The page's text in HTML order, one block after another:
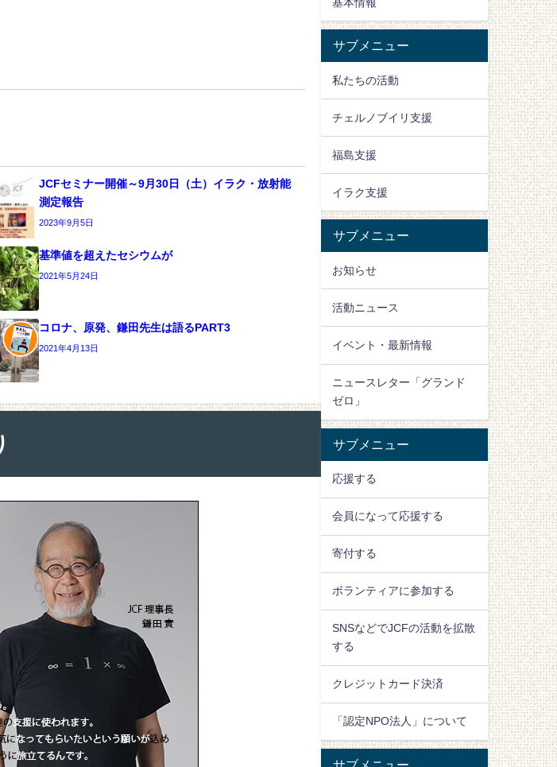
JCFセミナー開催～9月30日（土）イラク・放射能
測定報告
2023年9月5日
基準値を超えたセシウムが
2021年5月24日
コロナ、原発、鎌田先生は語るPART3
2021年4月13日
サブメニュー
私たちの活動
チェルノブイリ支援
福島支援
イラク支援
サブメニュー
お知らせ
活動ニュース
イベント・最新情報
ニュースレター「グランド
ゼロ」
サブメニュー
応援する
会員になって応援する
寄付する
ボランティアに参加する
SNSなどでJCFの活動を拡散
する
クレジットカード決済
「認定NPO法人」について
サブメニュー